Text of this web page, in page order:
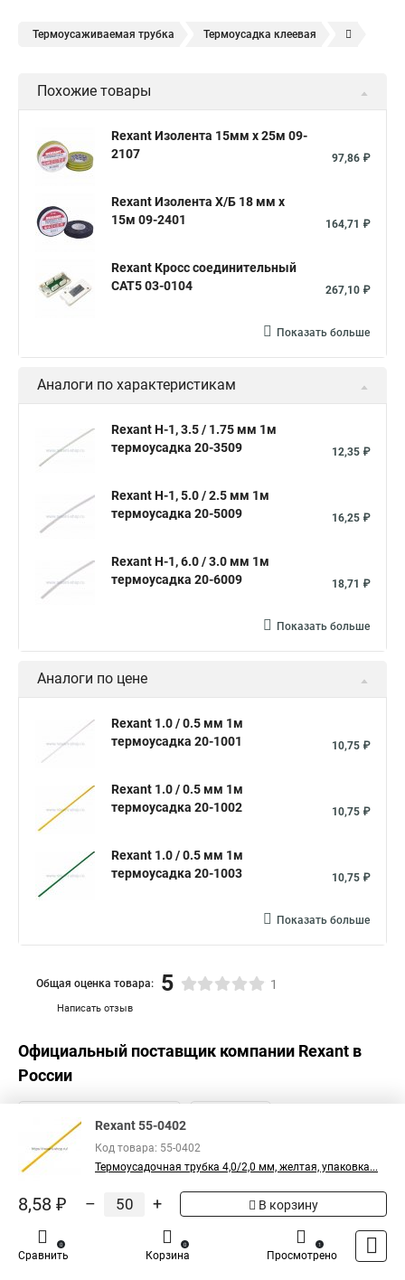
Термоусаживаемая трубка Термоусадка клеевая
Термоусадочная трубка
Клеевая термоусадочная трубка
Термоусадочная трубка 40
Трубка термоусадочная 20 Набор термоусадок
Термоусадка диаметры
Трубка термоусадочная 8
Трубка термоусадочная 1м Термоусадка белая
Производство термоусадочных трубок
Термоусадка с клеем
Соединение термоусадкой Термоусадка клеевая 3 мм
Термоусадка с клеевым слоем
Набор термоусадочных трубок
Термоусадочная трубка 4
Трубка термоусадочная 100 Термоусадочная трубка 40 20
Трубки термоусадочные клеевые ттк
Термоусадочная трубка размеры
Термоусадка для проводов размеры
Термоусадочная трубка с клеевым слоем
Похожие товары
Rexant Изолента 15мм х 25м 09-
2107
97,86 ₽
Rexant Изолента Х/Б 18 мм х
15м 09-2401
164,71 ₽
Rexant Кросс соединительный
CAT5 03-0104
267,10 ₽
Показать больше
Аналоги по характеристикам
Rexant Н-1, 3.5 / 1.75 мм 1м
термоусадка 20-3509
12,35 ₽
Rexant Н-1, 5.0 / 2.5 мм 1м
термоусадка 20-5009
16,25 ₽
Rexant Н-1, 6.0 / 3.0 мм 1м
термоусадка 20-6009
18,71 ₽
Показать больше
Аналоги по цене
Rexant 1.0 / 0.5 мм 1м
термоусадка 20-1001
10,75 ₽
Rexant 1.0 / 0.5 мм 1м
термоусадка 20-1002
10,75 ₽
Rexant 1.0 / 0.5 мм 1м
термоусадка 20-1003
10,75 ₽
Показать больше
Написать отзыв
Общая оценка товара: 5 1
Официальный поставщик компании Rexant в
России
Rexant 55-0402
Код товара: 55-0402
Термоусадочная трубка 4,0/2,0 мм, желтая, упаковка...
8,58 ₽ – + В корзину
Сравнить
0
Корзина
0
Просмотрено
1